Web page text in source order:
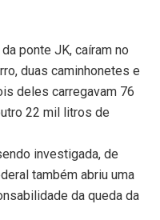
ponte JK, caíram no
duas caminhonetes e
deles carregavam 76
22 mil litros de
investigada, de
também abriu uma
da queda da